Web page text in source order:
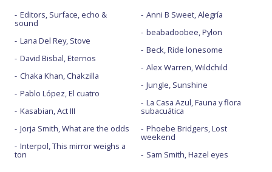
Editors, Surface, echo &
sound
Lana Del Rey, Stove
David Bisbal, Eternos
Chaka Khan, Chakzilla
Pablo López, El cuatro
Kasabian, Act III
Jorja Smith, What are the odds
Interpol, This mirror weighs a
ton
Anni B Sweet, Alegría
beabadoobee, Pylon
Beck, Ride lonesome
Alex Warren, Wildchild
Jungle, Sunshine
La Casa Azul, Fauna y flora
subacuática
Phoebe Bridgers, Lost
weekend
Sam Smith, Hazel eyes